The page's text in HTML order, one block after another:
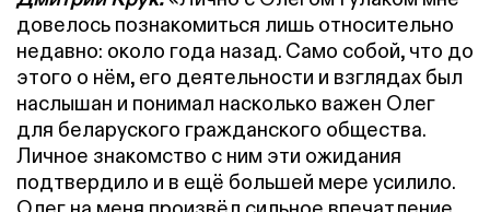
довелось познакомиться лишь относительно
недавно: около года назад. Само собой, что до
этого о нём, его деятельности и взглядах был
наслышан и понимал насколько важен Олег
для беларуского гражданского общества.
Личное знакомство с ним эти ожидания
подтвердило и в ещё большей мере усилило.